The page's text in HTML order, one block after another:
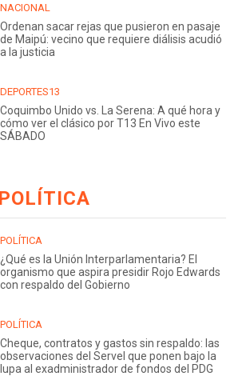
NACIONAL
Ordenan sacar rejas que pusieron en pasaje
de Maipú: vecino que requiere diálisis acudió
a la justicia
DEPORTES13
Coquimbo Unido vs. La Serena: A qué hora y
cómo ver el clásico por T13 En Vivo este
SÁBADO
POLÍTICA
¿Qué es la Unión Interparlamentaria? El
organismo que aspira presidir Rojo Edwards
con respaldo del Gobierno
POLÍTICA
Cheque, contratos y gastos sin respaldo: las
observaciones del Servel que ponen bajo la
lupa al exadministrador de fondos del PDG